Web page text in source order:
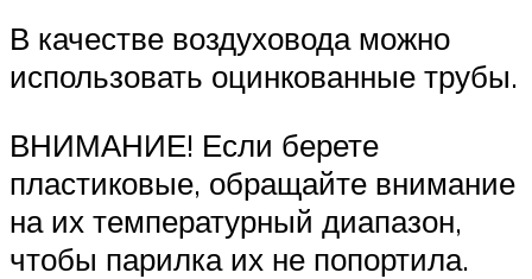
В качестве воздуховода можно
использовать оцинкованные трубы.
ВНИМАНИЕ! Если берете
пластиковые, обращайте внимание
на их температурный диапазон,
чтобы парилка их не попортила.